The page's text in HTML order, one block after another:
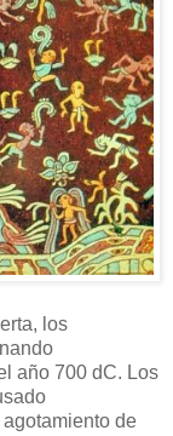
los
año 700 dC. Los
de